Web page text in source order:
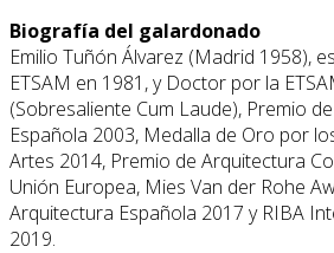
Biografía del galardonado
Emilio Tuñón Álvarez (Madrid 1958),
ETSAM en 1981, y Doctor por la
(Sobresaliente Cum Laude), Premio
Española 2003, Medalla de Oro por
Artes 2014, Premio de Arquitectura
Unión Europea, Mies Van der Rohe
Arquitectura Española 2017 y RIBA
2019.